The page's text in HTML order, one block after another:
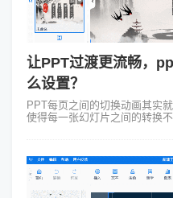
让PPT过渡更流畅，
么设置？
PPT每页之间的切换动画其实
使得每一张幻灯片之间的转换